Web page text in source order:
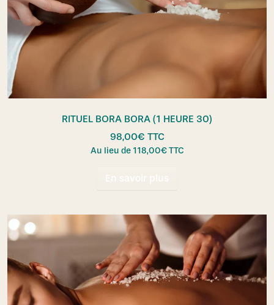
RITUEL BORA BORA (1 HEURE 30)
98,00€ TTC
Au lieu de 118,00€TTC
En savoir plus